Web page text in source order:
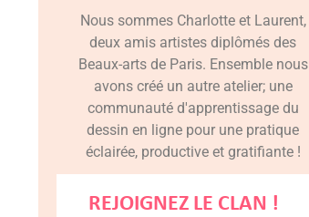
Nous sommes Charlotte et Laurent,
deux amis artistes diplômés des
Beaux-arts de Paris. Ensemble nous
avons créé un autre atelier; une
communauté d'apprentissage du
dessin en ligne pour une pratique
éclairée, productive et gratifiante !
REJOIGNEZ LE CLAN !